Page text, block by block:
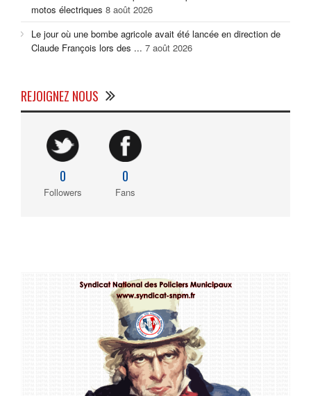
motos électriques 8 août 2026
Le jour où une bombe agricole avait été lancée en direction de
Claude François lors des ... 7 août 2026
REJOIGNEZ NOUS
0
Followers
0
Fans